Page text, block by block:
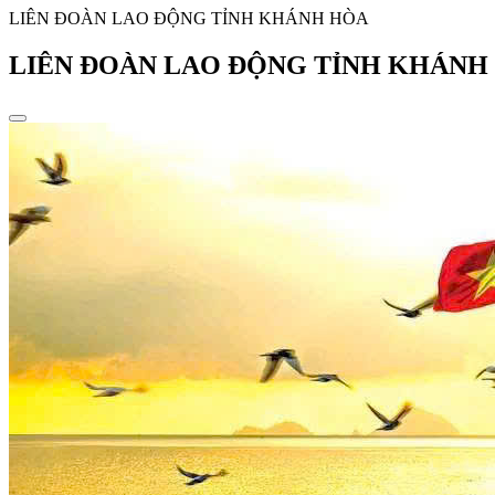
LIÊN ĐOÀN LAO ĐỘNG TỈNH KHÁNH HÒA
LIÊN ĐOÀN LAO ĐỘNG TỈNH KHÁNH